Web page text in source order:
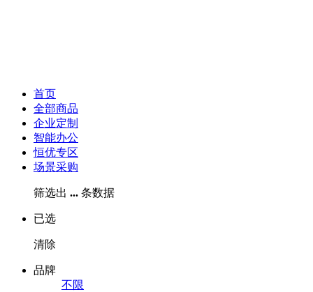
首页
全部商品
企业定制
智能办公
恒优专区
场景采购
筛选出 ... 条数据
已选
清除
品牌
不限